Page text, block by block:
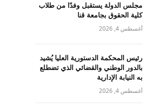
مجلس الدولة يستقبل وفدًا من طلاب
كلية الحقوق بجامعة قنا
أغسطس 4, 2026
رئيس المحكمة الدستورية العليا يُشيد
بالدور الوطني والقضائي الذي تضطلع
به النيابة الإدارية
أغسطس 4, 2026